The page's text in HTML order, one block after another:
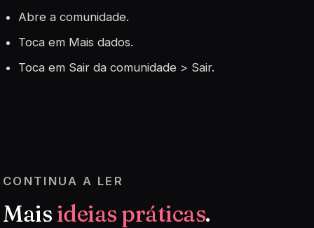
Abre a comunidade.
Toca em Mais dados.
Toca em Sair da comunidade > Sair.
CONTINUA A LER
Mais ideias práticas.